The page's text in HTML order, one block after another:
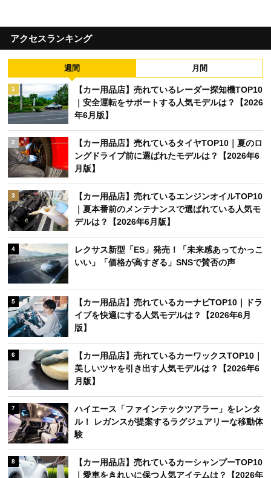
アクセスランキング
週間 月間
1
【カー用品店】売れているレーダー探知機TOP10
｜安全運転をサポートする人気モデルは？【2026
年6月版】
2
【カー用品店】売れているタイヤTOP10｜夏のロ
ングドライブ前に選ばれたモデルは？【2026年6
月版】
3
【カー用品店】売れているエンジンオイルTOP10
｜夏本番前のメンテナンスで選ばれている人気モ
デルは？【2026年6月版】
4
レクサス新型「ES」発売！「未来感あってかっこ
いい」「価格が高すぎる」SNSで賛否の声
5
【カー用品店】売れているカーナビTOP10｜ドラ
イブを快適にする人気モデルは？【2026年6月
版】
6
【カー用品店】売れているカーワックスTOP10｜
美しいツヤを引き出す人気モデルは？【2026年6
月版】
7
ハイエース「ファインテックツアラー」をレンタ
ル！ レガンスが提案するラグジュアリーな移動体
験
8
【カー用品店】売れているカーシャンプーTOP10
｜愛車をきれいに保つ人気アイテムは？【2026年